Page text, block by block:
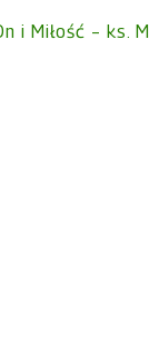
i Miłość – ks.